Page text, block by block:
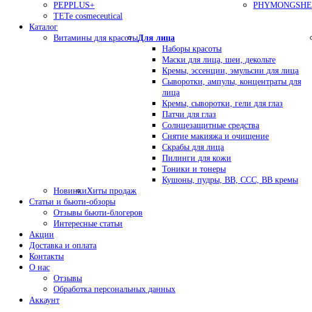
PEPPLUS+
PHYMONGSHE
TETe cosmeceutical
Каталог
Витамины для красотыДля лица
Наборы красоты
Маски для лица, шеи, декольте
Кремы, эссенции, эмульсии для лица
Сыворотки, ампулы, концентраты для
лица
Кремы, сыворотки, гели для глаз
Патчи для глаз
Солнцезащитные средства
Снятие макияжа и очищение
Скрабы для лица
Пилинги для кожи
Тоники и тонеры
Кушоны, пудры, ВВ, ССС, ВВ кремы
НовинкиХиты продаж
Статьи и бьюти-обзоры
Отзывы бьюти-блогеров
Интересные статьи
Акции
Доставка и оплата
Контакты
О нас
Отзывы
Обработка персональных данных
Аккаунт